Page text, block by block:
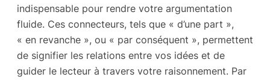
indispensable pour rendre votre argumentation
fluide. Ces connecteurs, tels que « d’une part »,
« en revanche », ou « par conséquent », permettent
de signifier les relations entre vos idées et de
guider le lecteur à travers votre raisonnement. Par